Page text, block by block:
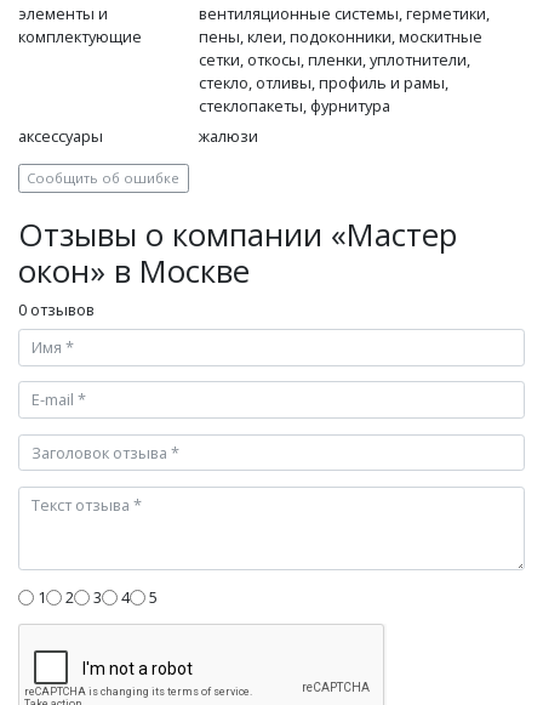
элементы и
комплектующие
вентиляционные системы, герметики,
пены, клеи, подоконники, москитные
сетки, откосы, пленки, уплотнители,
стекло, отливы, профиль и рамы,
стеклопакеты, фурнитура
аксессуары
жалюзи
Сообщить об ошибке
Отзывы о компании «Мастер
окон» в Москве
0 отзывов
1 2 3 4 5